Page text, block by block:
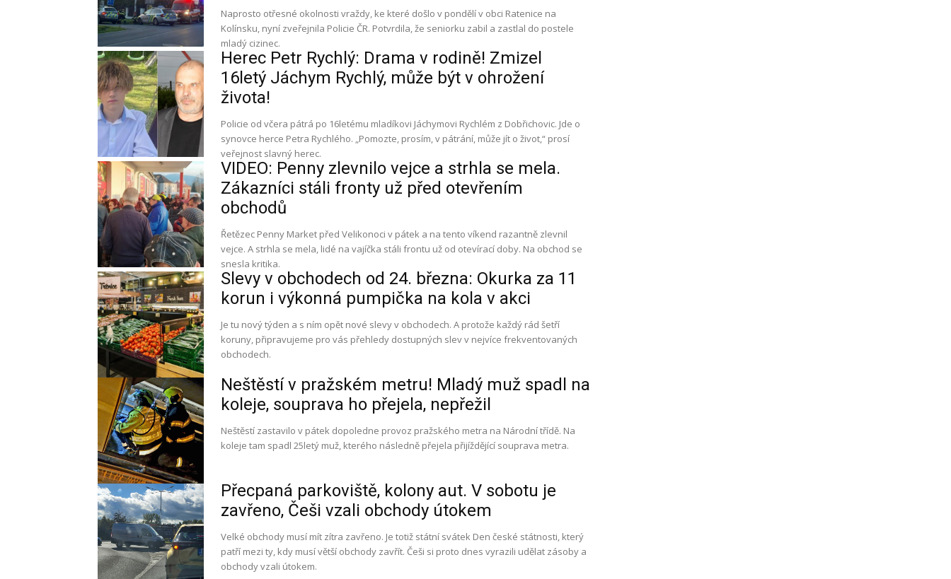
Naprosto otřesné okolnosti vraždy, ke které došlo v pondělí v obci Ratenice na
Kolínsku, nyní zveřejnila Policie ČR. Potvrdila, že seniorku zabil a zastlal do postele
mladý cizinec.
Herec Petr Rychlý: Drama v rodině! Zmizel
16letý Jáchym Rychlý, může být v ohrožení
života!
Policie od včera pátrá po 16letému mladíkovi Jáchymovi Rychlém z Dobřichovic. Jde o
synovce herce Petra Rychlého. „Pomozte, prosím, v pátrání, může jít o život,“ prosí
veřejnost slavný herec.
VIDEO: Penny zlevnilo vejce a strhla se mela.
Zákazníci stáli fronty už před otevřením
obchodů
Řetězec Penny Market před Velikonoci v pátek a na tento víkend razantně zlevnil
vejce. A strhla se mela, lidé na vajíčka stáli frontu už od otevírací doby. Na obchod se
snesla kritika.
Slevy v obchodech od 24. března: Okurka za 11
korun i výkonná pumpička na kola v akci
Je tu nový týden a s ním opět nové slevy v obchodech. A protože každý rád šetří
koruny, připravujeme pro vás přehledy dostupných slev v nejvíce frekventovaných
obchodech.
Neštěstí v pražském metru! Mladý muž spadl na
koleje, souprava ho přejela, nepřežil
Neštěstí zastavilo v pátek dopoledne provoz pražského metra na Národní třídě. Na
koleje tam spadl 25letý muž, kterého následně přejela přijíždějící souprava metra.
Přecpaná parkoviště, kolony aut. V sobotu je
zavřeno, Češi vzali obchody útokem
Velké obchody musí mít zítra zavřeno. Je totiž státní svátek Den české státnosti, který
patří mezi ty, kdy musí větší obchody zavřít. Češi si proto dnes vyrazili udělat zásoby a
obchody vzali útokem.